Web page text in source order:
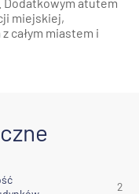
miejskiej,
całym miastem i
2